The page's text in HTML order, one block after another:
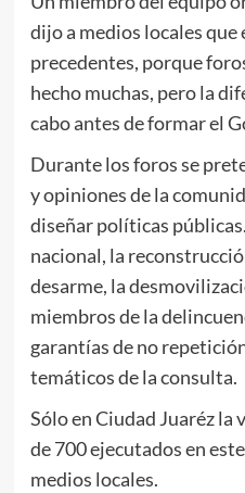
dijo a medios locales que
precedentes, porque
hecho muchas, pero la
cabo antes de formar el
Durante los foros se
y opiniones de la
diseñar políticas
nacional, la
desarme, la
miembros de la
garantías de no
temáticos de la consulta.
Sólo en Ciudad Juaréz la
de 700 ejecutados en
medios locales.